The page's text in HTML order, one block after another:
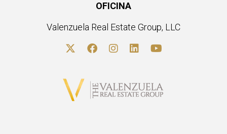
OFICINA
Valenzuela Real Estate Group, LLC